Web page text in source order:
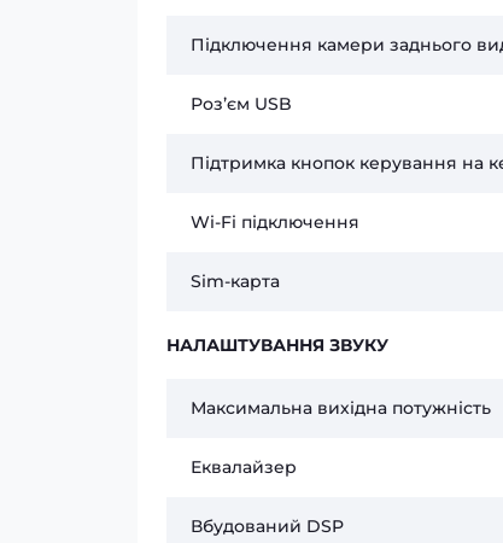
Підключення камери заднього
Розʼєм USB
Підтримка кнопок керування на
Wi-Fi підключення
Sim-карта
НАЛАШТУВАННЯ ЗВУКУ
Максимальна вихідна потужність
Еквалайзер
Вбудований DSP